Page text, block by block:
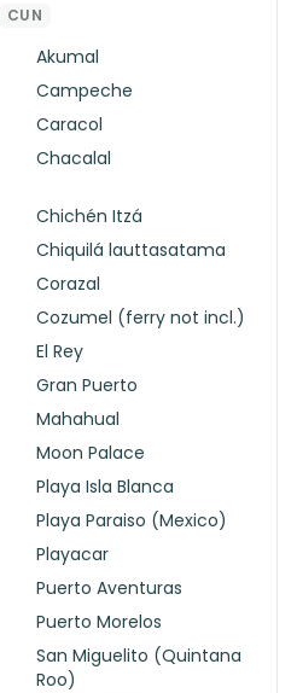
CUN
Akumal
Campeche
Caracol
Chacalal
Chichén Itzá
Chiquilá lauttasatama
Corazal
Cozumel (ferry not incl.)
El Rey
Gran Puerto
Mahahual
Moon Palace
Playa Isla Blanca
Playa Paraiso (Mexico)
Playacar
Puerto Aventuras
Puerto Morelos
San Miguelito (Quintana
Roo)